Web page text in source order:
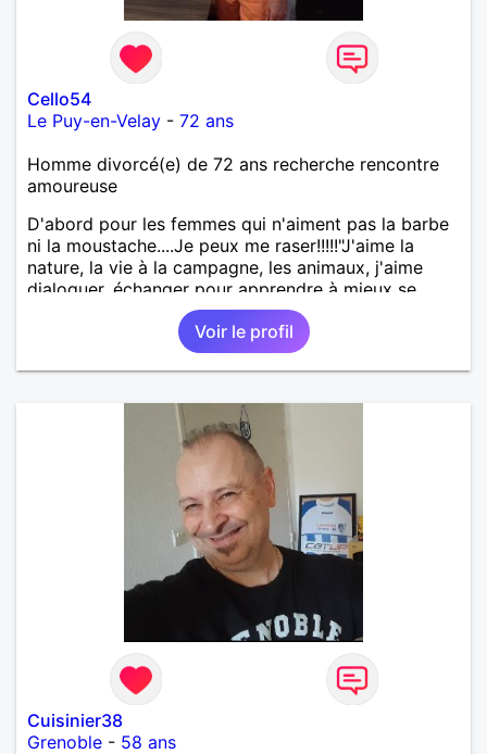
Cello54
Le Puy-en-Velay - 72 ans
Homme divorcé(e) de 72 ans recherche rencontre
amoureuse
D'abord pour les femmes qui n'aiment pas la barbe
ni la moustache....Je peux me raser!!!!!"J'aime la
nature, la vie à la campagne, les animaux, j'aime
dialoguer, échanger pour apprendre à mieux se
connaître. Je suisd'un naturel romantique,
dynamique, fidèle, sincère, tendance altruiste,
bricoleur, cuisinier et aussi un peu sportif. J'aime les
sorties dans la nature, des balades en moto, en
cinéma,....et j'aime aussi les moments cocooning au
coin du feu, autour d'un verre ou d'un livre. Je
préfère le calme de la campagne au «speed » de la
ville. D'ailleurs j'imagine vivre ce quotidien avec une
femme spontanée, créative, qui soit le plus en paix
possible avec son passé, libre dans sa tête et dans
son cœur. Une femme qui souhaite construire
quelque chose de nouveau, afin de nous épanouir
ensemble. Bref, une personne qui, tout comme moi,
pleine de tendresse, qui aime les câlins, aspire à
partager...aimer et être aimée! PS: mes photos dates
de 2020,2022,2023,2024 et 2025. Rien ne vaut la
rencontre en vrai....les photos restent des photos JE
SUIS DELOCALISABLE!!
Voir le profil
Cuisinier38
Grenoble - 58 ans